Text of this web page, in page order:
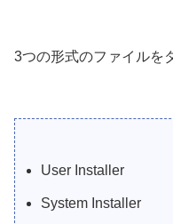
3つの形式のファイルを
User Installer
System Installer